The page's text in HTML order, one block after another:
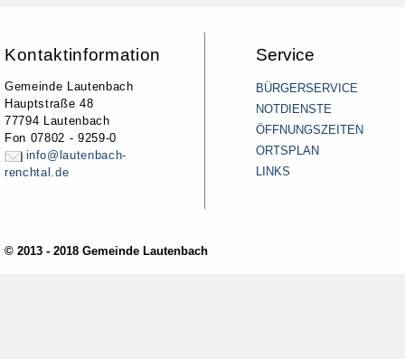
Kontaktinformation
Gemeinde Lautenbach
Hauptstraße 48
77794 Lautenbach
Fon 07802 - 9259-0
info@lautenbach-
renchtal.de
Service
BÜRGERSERVICE
NOTDIENSTE
ÖFFNUNGSZEITEN
ORTSPLAN
LINKS
© 2013 - 2018 Gemeinde Lautenbach